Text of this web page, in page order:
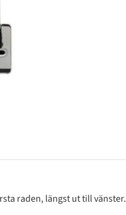
raden, längst ut till vänster.